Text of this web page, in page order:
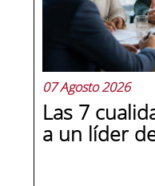
07 Agosto 2026
Las 7
a un líder